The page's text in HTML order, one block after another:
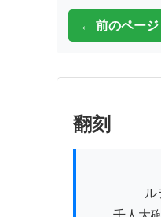
← 前のページ
翻刻